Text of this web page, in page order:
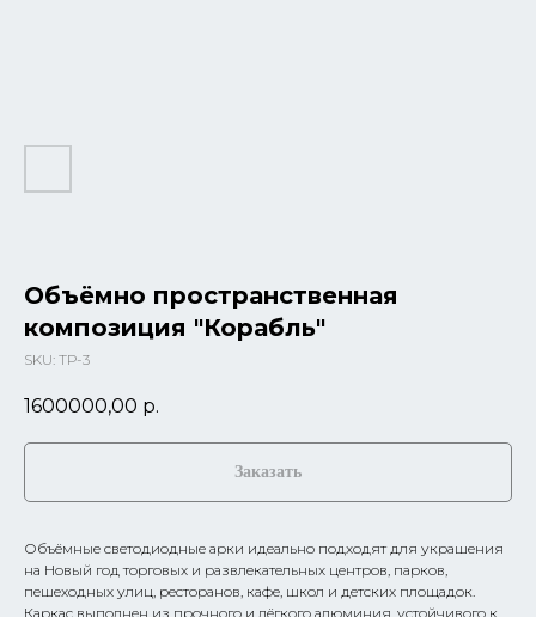
Объёмно пространственная
композиция "Корабль"
SKU: ТР-3
1600000,00 р.
Заказать
Объёмные светодиодные арки идеально подходят для украшения
на Новый год торговых и развлекательных центров, парков,
пешеходных улиц, ресторанов, кафе, школ и детских площадок.
Каркас выполнен из прочного и лёгкого алюминия, устойчивого к